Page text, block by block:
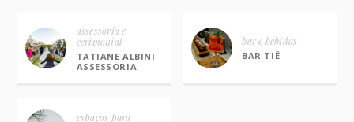
assessoria e
cerimonial
TATIANE ALBINI
ASSESSORIA
bar e bebidas
BAR TIÊ
espaços para